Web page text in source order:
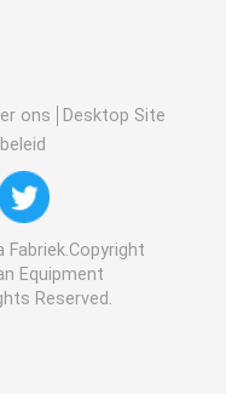
ons
Desktop Site
Fabriek.Copyright
Equipment
Reserved.